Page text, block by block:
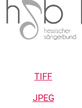
TIFF
JPEG